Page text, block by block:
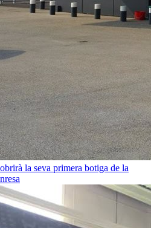
la seva primera botiga de la